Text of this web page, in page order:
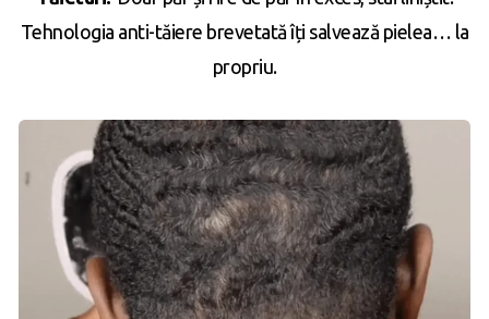
Tehnologia anti-tăiere brevetată îți salvează pielea… la
propriu.